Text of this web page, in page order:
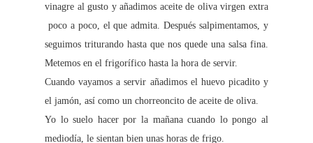
vinagre al gusto y añadimos aceite de oliva virgen extra
poco a poco, el que admita. Después salpimentamos, y
seguimos triturando hasta que nos quede una salsa fina.
Metemos en el frigorífico hasta la hora de servir.
Cuando vayamos a servir añadimos el huevo picadito y
el jamón, así como un chorreoncito de aceite de oliva.
Yo lo suelo hacer por la mañana cuando lo pongo al
mediodía, le sientan bien unas horas de frigo.